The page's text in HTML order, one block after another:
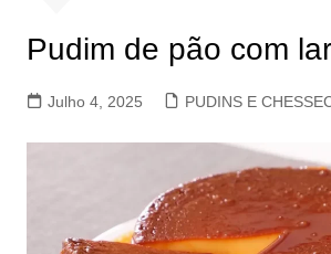
Pudim de pão com
Julho 4, 2025 PUDINS E